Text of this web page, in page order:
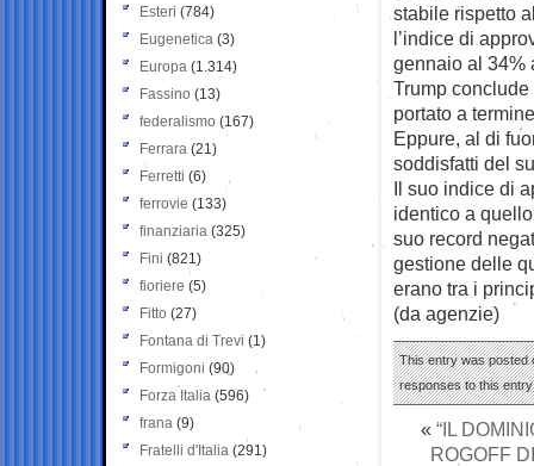
stabile rispetto
l’indice di
gennaio al 34%
Trump
portato a
Eppure, al di
soddisfatti del
Il suo indice di
identico a
suo record
gestione delle
erano tra i
(da agenzie)
This entry was posted
responses to this
« “IL
ROGOFF
Esteri (784)
Eugenetica (3)
Europa (1.314)
Fassino (13)
federalismo (167)
Ferrara (21)
Ferretti (6)
ferrovie (133)
finanziaria (325)
Fini (821)
fioriere (5)
Fitto (27)
Fontana di Trevi (1)
Formigoni (90)
Forza Italia (596)
frana (9)
Fratelli d'Italia (291)